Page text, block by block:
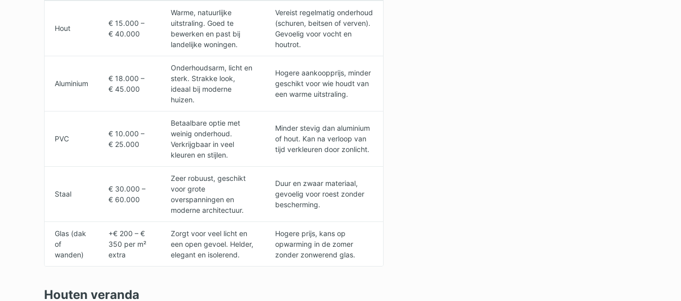
Hout
€ 15.000 –
€ 40.000
Warme, natuurlijke
uitstraling. Goed te
bewerken en past bij
landelijke woningen.
Vereist regelmatig onderhoud
(schuren, beitsen of verven).
Gevoelig voor vocht en
houtrot.
Aluminium
€ 18.000 –
€ 45.000
Onderhoudsarm, licht en
sterk. Strakke look,
ideaal bij moderne
huizen.
Hogere aankoopprijs, minder
geschikt voor wie houdt van
een warme uitstraling.
PVC
€ 10.000 –
€ 25.000
Betaalbare optie met
weinig onderhoud.
Verkrijgbaar in veel
kleuren en stijlen.
Minder stevig dan aluminium
of hout. Kan na verloop van
tijd verkleuren door zonlicht.
Staal
€ 30.000 –
€ 60.000
Zeer robuust, geschikt
voor grote
overspanningen en
moderne architectuur.
Duur en zwaar materiaal,
gevoelig voor roest zonder
bescherming.
Glas (dak
of
wanden)
+€ 200 – €
350 per m²
extra
Zorgt voor veel licht en
een open gevoel. Helder,
elegant en isolerend.
Hogere prijs, kans op
opwarming in de zomer
zonder zonwerend glas.
Houten veranda